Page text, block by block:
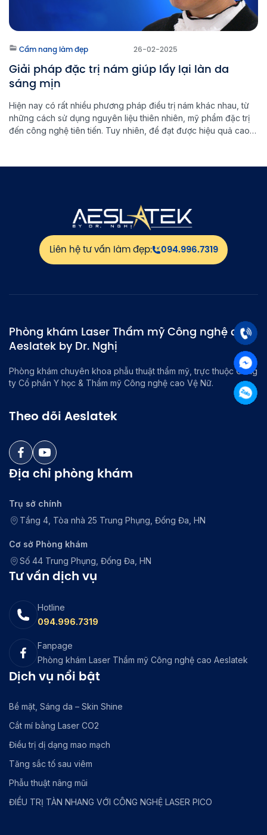
Cẩm nang làm đẹp 26-02-2025
Giải pháp đặc trị nám giúp lấy lại làn da
sáng mịn
Hiện nay có rất nhiều phương pháp điều trị nám khác nhau, từ
những cách sử dụng nguyên liệu thiên nhiên, mỹ phẩm đặc trị
đến công nghệ tiên tiến. Tuy nhiên, để đạt được hiệu quả cao
Liên hệ tư vấn làm đẹp: 094.996.7319
Phòng khám Laser Thẩm mỹ Công nghệ cao
Aeslatek by Dr. Nghị
Phòng khám chuyên khoa phẫu thuật thẩm mỹ, trực thuộc Công
ty Cổ phần Y học & Thẩm mỹ Công nghệ cao Vệ Nữ.
Theo dõi Aeslatek
Địa chỉ phòng khám
Trụ sở chính
Tầng 4, Tòa nhà 25 Trung Phụng, Đống Đa, HN
Cơ sở Phòng khám
Số 44 Trung Phụng, Đống Đa, HN
Tư vấn dịch vụ
Hotline
094.996.7319
Fanpage
Phòng khám Laser Thẩm mỹ Công nghệ cao Aeslatek
Dịch vụ nổi bật
Bề mặt, Sáng da – Skin Shine
Cắt mí bằng Laser CO2
Điều trị dị dạng mao mạch
Tăng sắc tố sau viêm
Phẫu thuật nâng mũi
ĐIỀU TRỊ TÀN NHANG VỚI CÔNG NGHỆ LASER PICO